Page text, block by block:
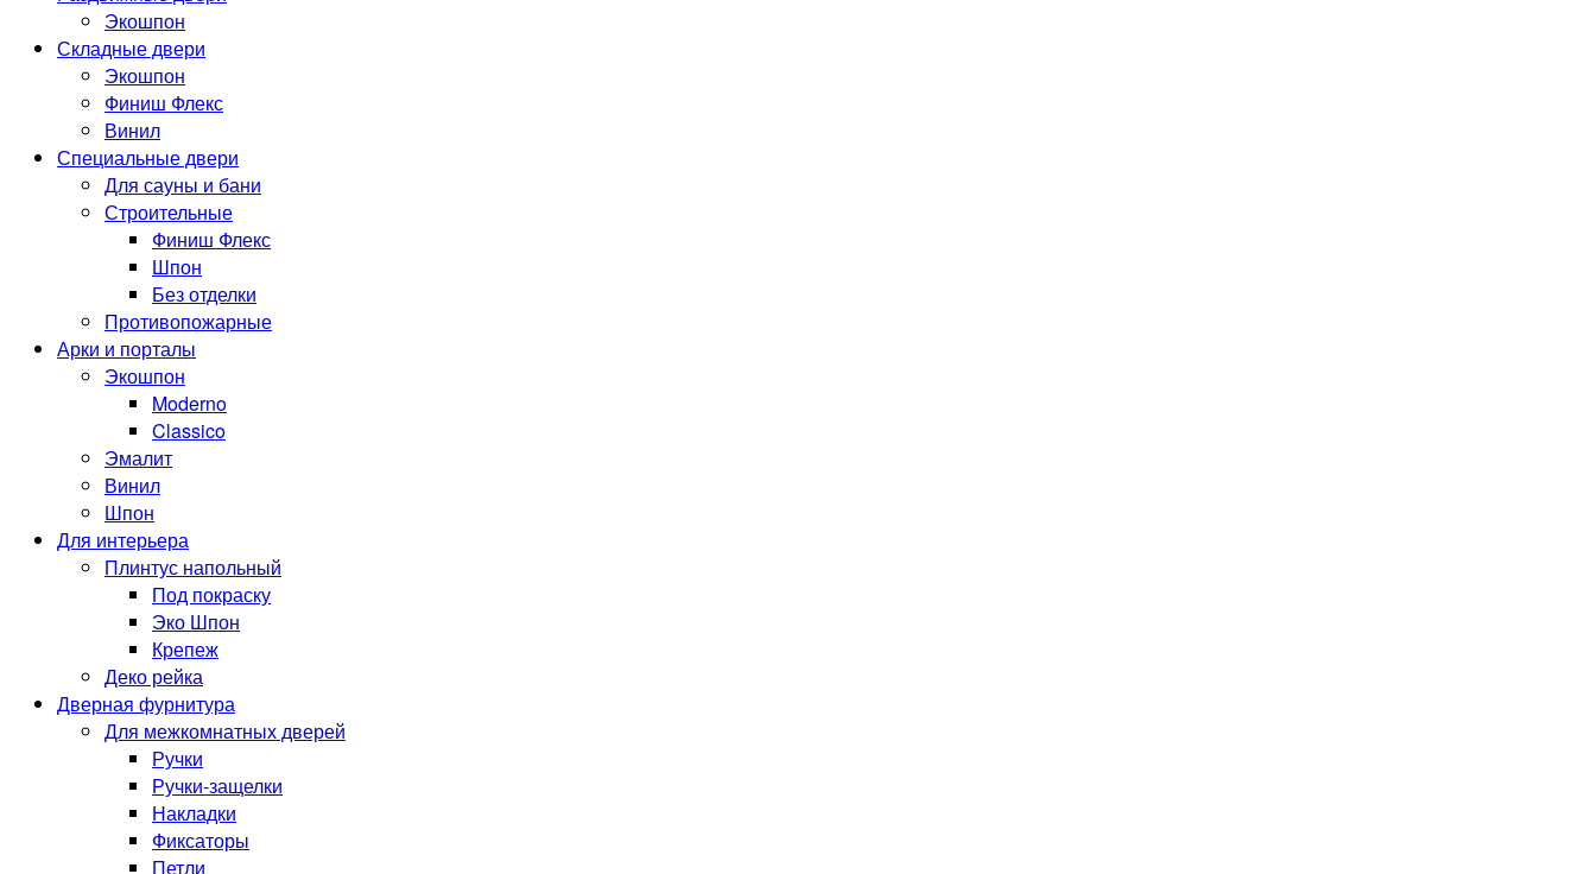
Экошпон
Складные двери
Экошпон
Финиш Флекс
Винил
Специальные двери
Для сауны и бани
Строительные
Финиш Флекс
Шпон
Без отделки
Противопожарные
Арки и порталы
Экошпон
Moderno
Classico
Эмалит
Винил
Шпон
Для интерьера
Плинтус напольный
Под покраску
Эко Шпон
Крепеж
Деко рейка
Дверная фурнитура
Для межкомнатных дверей
Ручки
Ручки-защелки
Накладки
Фиксаторы
Петли